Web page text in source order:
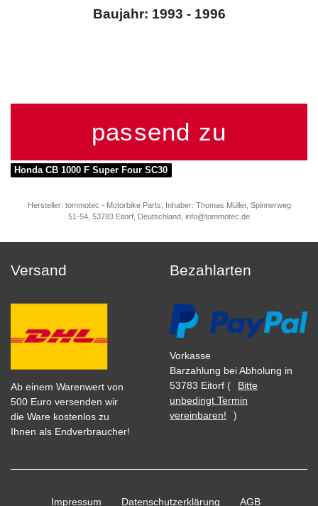
Baujahr: 1993 - 1996
passend zu
Honda CB 1000 F Super Four SC30
Hersteller: tommotec - Motorbike Parts, Inhaber: Thomas Müller, Spinnerweg
51-54, 53783 Eitorf, Deutschland, info@tommotec.de
Versand
Ab einem Warenwert von
500 Euro versenden wir
die Ware kostenlos zu
Ihnen als Endverbraucher!
Bezahlarten
Vorkasse
Barzahlung bei Abholung in
53783 Eitorf (
Bitte
unbedingt Termin
vereinbaren!
)
Impressum Daten­schutz­erklärung AGB